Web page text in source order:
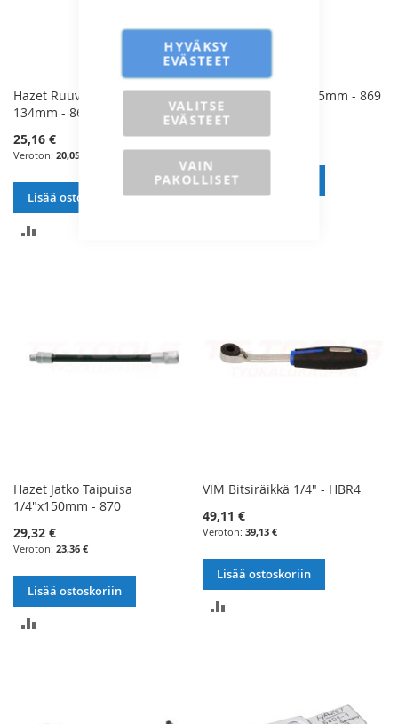
HYVÄKSY
EVÄSTEET
VALITSE
EVÄSTEET
VAIN
PAKOLLISET
Hazet Ruuvitalttaväännin 1/4"
134mm - 866U
25,16 €
20,05 €
Lisää ostoskoriin
Hazet Nivel 1/4" 36,5mm - 869
35,75 €
28,49 €
Lisää ostoskoriin
Hazet Jatko Taipuisa
1/4"x150mm - 870
29,32 €
23,36 €
Lisää ostoskoriin
VIM Bitsiräikkä 1/4" - HBR4
49,11 €
39,13 €
Lisää ostoskoriin